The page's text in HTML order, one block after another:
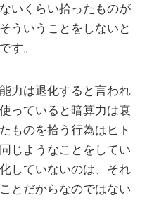
いくらい拾ったものが
ういうことをしないと
す。
力は退化すると言われ
っていると暗算力は衰
ものを拾う行為はヒト
じようなことをしてい
していないのは、それ
とだからなのではない